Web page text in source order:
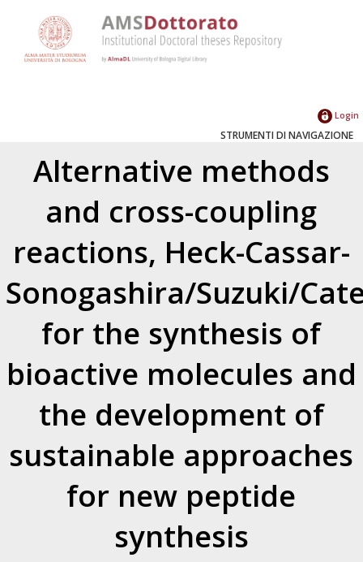
Login
STRUMENTI DI NAVIGAZIONE
Alternative methods
and cross-coupling
reactions, Heck-Cassar-
Sonogashira/Suzuki/
for the synthesis of
bioactive molecules and
the development of
sustainable approaches
for new peptide
synthesis